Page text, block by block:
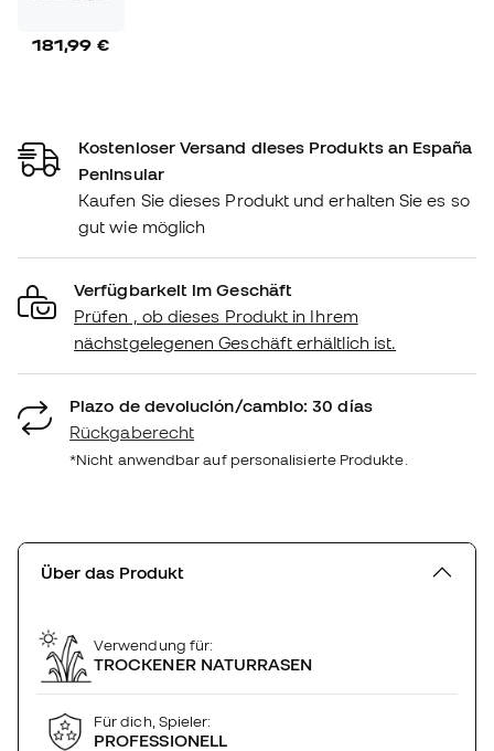
181,99 €
Kostenloser Versand dieses Produkts an España
Peninsular
Kaufen Sie dieses Produkt und erhalten Sie es so
gut wie möglich
Verfügbarkeit im Geschäft
Prüfen , ob dieses Produkt in Ihrem
nächstgelegenen Geschäft erhältlich ist.
Plazo de devolución/cambio: 30 días
Rückgaberecht
*Nicht anwendbar auf personalisierte Produkte.
Über das Produkt
Verwendung für:
TROCKENER NATURRASEN
Für dich, Spieler:
PROFESSIONELL